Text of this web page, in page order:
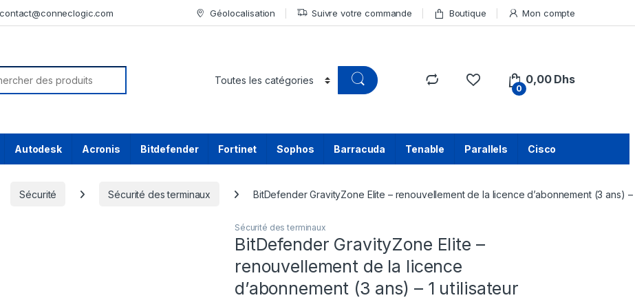
contact@conneclogic.com Géolocalisation Suivre votre commande Boutique Mon compte
for:
0
0,00 Dhs
Autodesk Acronis Bitdefender Fortinet Sophos Barracuda Tenable Parallels Cisco
Sécurité Sécurité des terminaux BitDefender GravityZone Elite – renouvellement de la licence d’abonnement (3 ans) –
Sécurité des terminaux
BitDefender GravityZone Elite –
renouvellement de la licence
d’abonnement (3 ans) – 1 utilisateur